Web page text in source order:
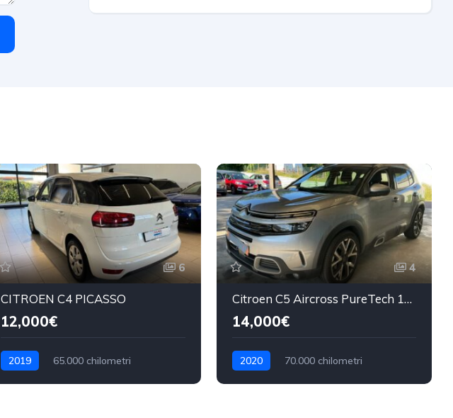
6
CITROEN C4 PICASSO
12,000€
2019
65.000 chilometri
4
Citroen C5 Aircross PureTech 130 S&S SHINE PACK
14,000€
2020
70.000 chilometri